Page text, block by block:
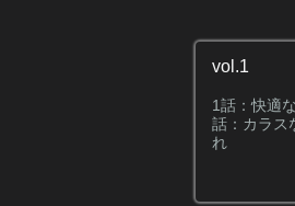
vol.1
1話：快適
話：カラス
れ